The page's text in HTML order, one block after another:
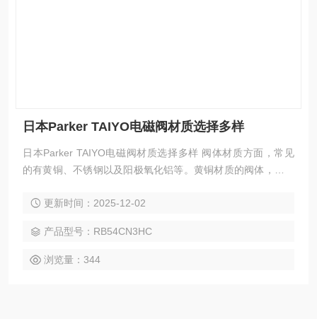
日本Parker TAIYO电磁阀材质选择多样
日本Parker TAIYO电磁阀材质选择多样 阀体材质方面，常见
的有黄铜、不锈钢以及阳极氧化铝等。黄铜材质的阀体，具备
于一般工业环境中对耐腐蚀性要求不是特别严苛的场景，如普
因其的耐腐蚀性，在化工、食品饮料、制药等行业广泛应用。
这些行业的介质可能具有较强的腐蚀性
更新时间：2025-12-02
产品型号：RB54CN3HC
浏览量：344